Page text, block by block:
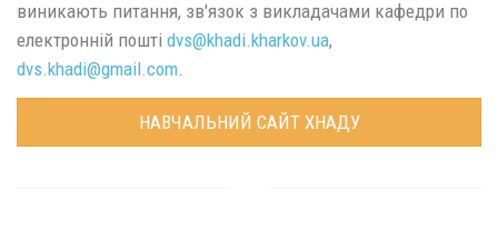
виникають питання, зв'язок з викладачами кафедри по
електронній пошті dvs@khadi.kharkov.ua,
dvs.khadi@gmail.com.
НАВЧАЛЬНИЙ САЙТ ХНАДУ